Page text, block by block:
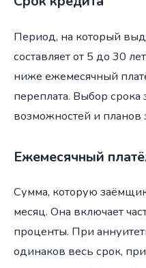
Период, на который
составляет от 5 до 30
ниже ежемесячный
переплата. Выбор
возможностей и планов
Ежемесячный
Сумма, которую
месяц. Она включает
проценты. При
одинаков весь срок,